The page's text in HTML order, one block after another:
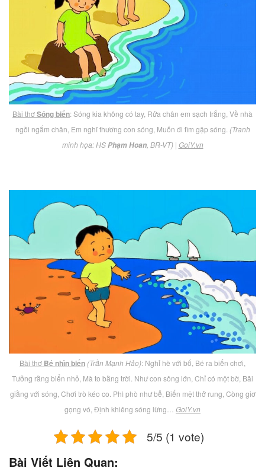
Bài thơSóng biển: Sóng kia không có tay, Rửa chân em sạch trắng, Về nhà
ngồi ngắm chân, Em nghĩ thương con sóng, Muốn đi tìm gặp sóng. (Tranh
minh họa: HSPhạm Hoan, BR-VT) | GoiY.vn
Bài thơ Bé nhìn biển (Trần Mạnh Hảo): Nghỉ hè với bố, Bé ra biển chơi,
Tưởng rằng biển nhỏ, Mà to bằng trời. Như con sông lớn, Chỉ có một bờ, Bãi
giằng với sóng, Chơi trò kéo co. Phì phò như bễ, Biển mệt thở rung, Còng giơ
gọng vó, Định khiêng sóng lừng… GoiY.vn
5/5 (1 vote)
Bài Viết Liên Quan: